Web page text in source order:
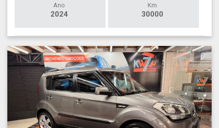
Ano
2024
Km
30000